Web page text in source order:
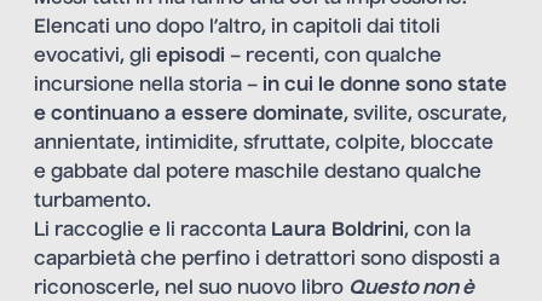
Elencati uno dopo l’altro, in capitoli dai titoli
evocativi, gli episodi – recenti, con qualche
incursione nella storia – in cui le donne sono state
e continuano a essere dominate, svilite, oscurate,
annientate, intimidite, sfruttate, colpite, bloccate
e gabbate dal potere maschile destano qualche
turbamento.
Li raccoglie e li racconta Laura Boldrini, con la
caparbietà che perfino i detrattori sono disposti a
riconoscerle, nel suo nuovo libro Questo non è